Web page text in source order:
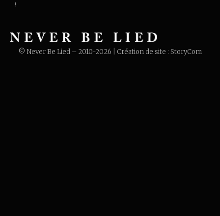
!
© Never Be Lied – 2010-2026 | Création de site : StoryCom